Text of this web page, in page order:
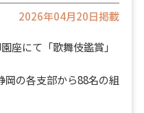
2026年04月20日掲載
座にて「歌舞伎鑑賞」
岡の各支部から88名の組